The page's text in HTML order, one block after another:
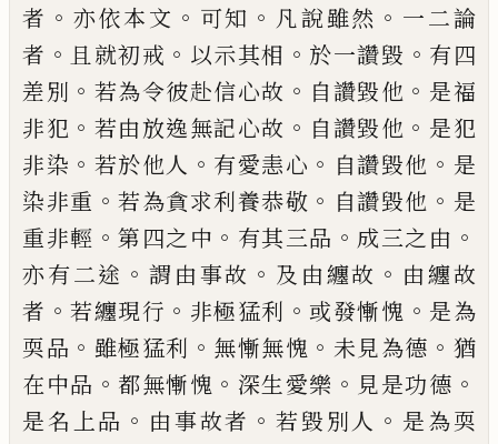
者 。 亦依本文 。 可知 。 凡說雖然 。 一二論
者 。 且就初戒 。 以示其相 。 於一讚毀 。 有四
差別 。 若為令彼赴信心故 。 自讚毀他 。 是福
非犯 。 若由放逸無記心故 。 自讚毀他 。 是犯
非染 。 若於他人 。 有愛恚心 。 自讚毀他 。 是
染非重 。若為貪求利養恭敬 。 自讚毀他 。 是
重非輕 。第四之中 。 有其三品 。 成三之由 。
亦有二途 。 謂由事故 。 及由纏故 。 由纏故
者 。若纏現行 。 非極猛利 。 或發慚愧 。 是為
耎品 。 雖極猛利 。 無慚無愧 。 未見為德 。 猶
在中品 。 都無慚愧 。 深生愛樂 。 見是功德 。
是名上品 。 由事故者 。 若毀別人 。 是為耎